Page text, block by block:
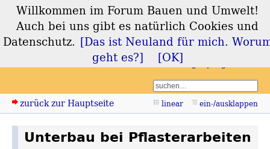
Forum Bauen und
Umwelt
zurück zur Hauptseite linear ein-/ausklappen
Unterbau bei Pflasterarbeiten
Willkommen im Forum Bauen und Umwelt!
Auch bei uns gibt es natürlich Cookies und
Datenschutz. [Das ist Neuland für mich.
geht es?]
[OK]